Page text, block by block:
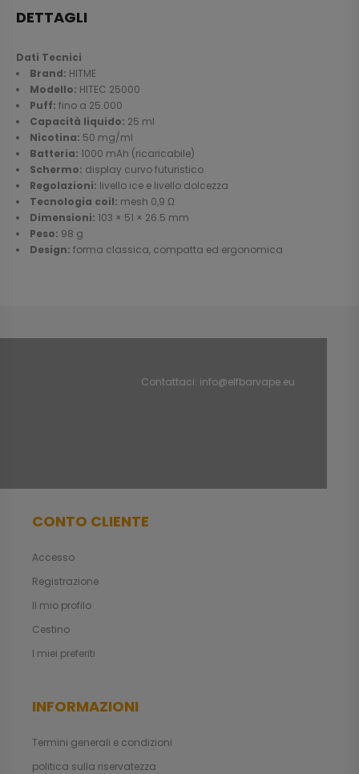
DETTAGLI
Dati Tecnici
Brand: HITME
Modello: HITEC 25000
Puff: fino a 25.000
Capacità liquido: 25 ml
Nicotina: 50 mg/ml
Batteria: 1000 mAh (ricaricabile)
Schermo: display curvo futuristico
Regolazioni: livello ice e livello dolcezza
Tecnologia coil: mesh 0,9 Ω
Dimensioni: 103 × 51 × 26.5 mm
Peso: 98 g
Design: forma classica, compatta ed ergonomica
Contattaci: info@elfbarvape.eu
CONTO CLIENTE
Accesso
Registrazione
Il mio profilo
Cestino
I miei preferiti
INFORMAZIONI
Termini generali e condizioni
politica sulla riservatezza